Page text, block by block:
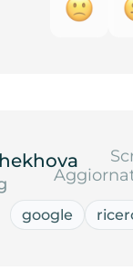
google